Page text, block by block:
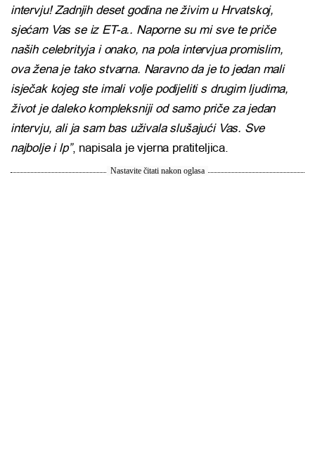
intervju! Zadnjih deset godina ne živim u Hrvatskoj,
sjećam Vas se iz ET-a.. Naporne su mi sve te priče
naših celebrityja i onako, na pola intervjua promislim,
ova žena je tako stvarna. Naravno da je to jedan mali
isječak kojeg ste imali volje podijeliti s drugim ljudima,
život je daleko kompleksniji od samo priče za jedan
intervju, ali ja sam bas uživala slušajući Vas. Sve
najbolje i lp”, napisala je vjerna pratiteljica.
Nastavite čitati nakon oglasa